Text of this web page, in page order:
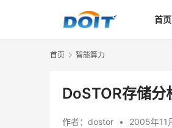
首页
首页 智能算力
DoSTOR存储
作者： dostor • 2005年11